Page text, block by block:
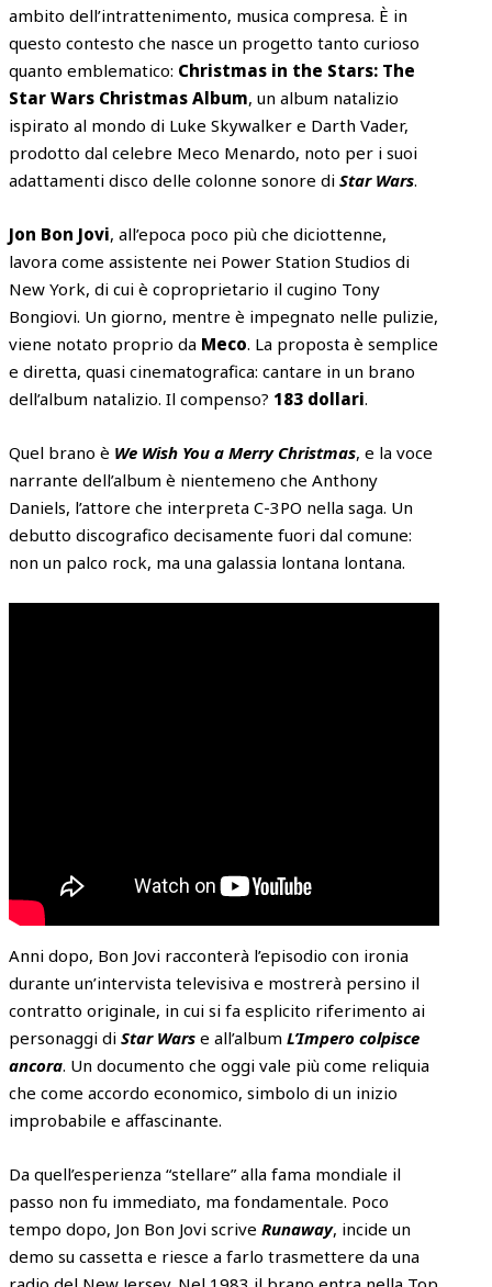
ambito dell’intrattenimento, musica compresa. È in
questo contesto che nasce un progetto tanto curioso
quanto emblematico: Christmas in the Stars: The
Star Wars Christmas Album, un album natalizio
ispirato al mondo di Luke Skywalker e Darth Vader,
prodotto dal celebre Meco Menardo, noto per i suoi
adattamenti disco delle colonne sonore diStar Wars.
Jon Bon Jovi, all’epoca poco più che diciottenne,
lavora come assistente nei Power Station Studios di
New York, di cui è coproprietario il cugino Tony
Bongiovi. Un giorno, mentre è impegnato nelle pulizie,
viene notato proprio da Meco. La proposta è semplice
e diretta, quasi cinematografica: cantare in un brano
dell’album natalizio. Il compenso? 183 dollari.
Quel brano è We Wish You a Merry Christmas, e la voce
narrante dell’album è nientemeno che Anthony
Daniels, l’attore che interpreta C-3PO nella saga. Un
debutto discografico decisamente fuori dal comune:
non un palco rock, ma una galassia lontana lontana.
Anni dopo, Bon Jovi racconterà l’episodio con ironia
durante un’intervista televisiva e mostrerà persino il
contratto originale, in cui si fa esplicito riferimento ai
personaggi diStar Wars e all’albumL’Impero colpisce
ancora. Un documento che oggi vale più come reliquia
che come accordo economico, simbolo di un inizio
improbabile e affascinante.
Da quell’esperienza “stellare” alla fama mondiale il
passo non fu immediato, ma fondamentale. Poco
tempo dopo, Jon Bon Jovi scriveRunaway, incide un
demo su cassetta e riesce a farlo trasmettere da una